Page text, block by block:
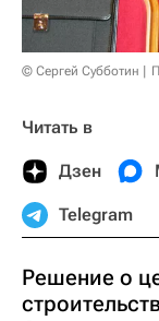
© Сергей Субботин
Читать в
Дзен
Telegram
Решение о